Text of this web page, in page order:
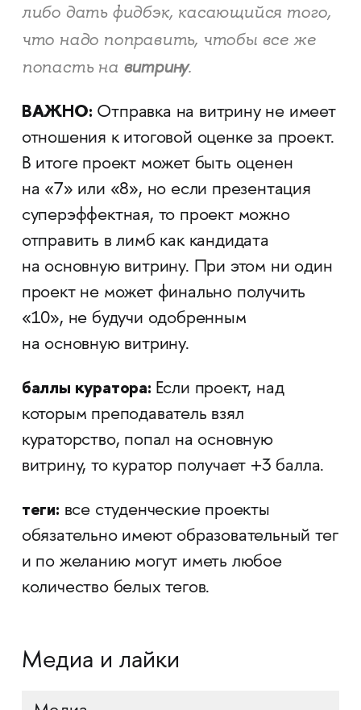
либо дать фидбэк, касающийся того,
что надо поправить, чтобы все же
попасть на витрину.
ВАЖНО: Отправка на витрину не имеет
отношения к итоговой оценке за проект.
В итоге проект может быть оценен
на «7» или «8», но если презентация
суперэффектная, то проект можно
отправить в лимб как кандидата
на основную витрину. При этом ни один
проект не может финально получить
«10», не будучи одобренным
на основную витрину.
баллы куратора: Если проект, над
которым преподаватель взял
кураторство, попал на основную
витрину, то куратор получает +3 балла.
теги: все студенческие проекты
обязательно имеют образовательный тег
и по желанию могут иметь любое
количество белых тегов.
Медиа и лайки